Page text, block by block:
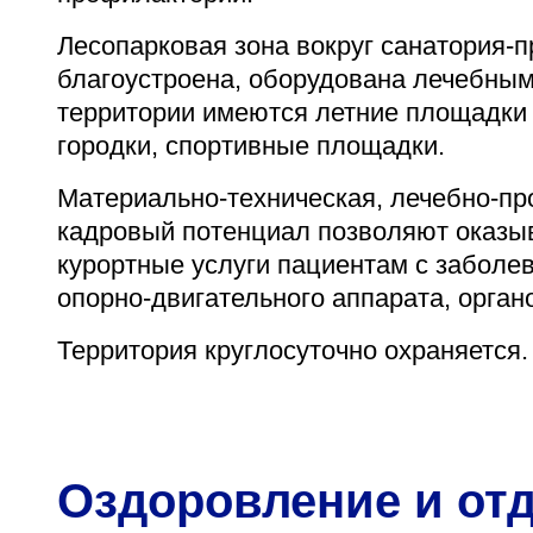
Адрес
398005, г. Липецк, пл. Металлургов, 1
Понедельник — пятница 7:30–20:00
Суббота 08:00–16:00
Регистратура
+7 (4742) 55-55-43
Лесопарковая зона вокруг
благоустроена, оборудована
территории имеются летние
городки, спортивные площадки.
Материально-техническая, лечебно-
кадровый потенциал позволяют
курортные услуги пациентам с
опорно-двигательного аппарата,
Территория круглосуточно охраняется.
Оздоровление и